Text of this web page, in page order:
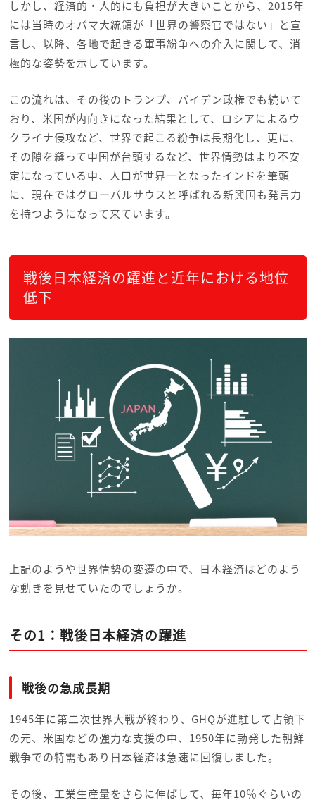
しかし、経済的・人的にも負担が大きいことから、2015年
には当時のオバマ大統領が「世界の警察官ではない」と宣
言し、以降、各地で起きる軍事紛争への介入に関して、消
極的な姿勢を示しています。
この流れは、その後のトランプ、バイデン政権でも続いて
おり、米国が内向きになった結果として、ロシアによるウ
クライナ侵攻など、世界で起こる紛争は長期化し、更に、
その隙を縫って中国が台頭するなど、世界情勢はより不安
定になっている中、人口が世界一となったインドを筆頭
に、現在ではグローバルサウスと呼ばれる新興国も発言力
を持つようになって来ています。
戦後日本経済の躍進と近年における地位
低下
上記のようや世界情勢の変遷の中で、日本経済はどのよう
な動きを見せていたのでしょうか。
その1：戦後日本経済の躍進
戦後の急成長期
1945年に第二次世界大戦が終わり、GHQが進駐して占領下
の元、米国などの強力な支援の中、1950年に勃発した朝鮮
戦争での特需もあり日本経済は急速に回復しました。
その後、工業生産量をさらに伸ばして、毎年10％ぐらいの